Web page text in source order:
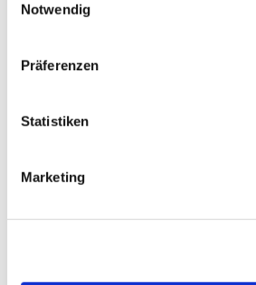
Notwendig
Präferenzen
Statistiken
Marketing